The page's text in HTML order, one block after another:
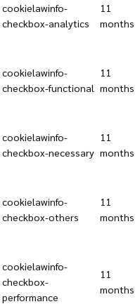
cookielawinfo-
checkbox-analytics
11
months
cookielawinfo-
checkbox-functional
11
months
cookielawinfo-
checkbox-necessary
11
months
cookielawinfo-
checkbox-others
11
months
cookielawinfo-
checkbox-
performance
11
months